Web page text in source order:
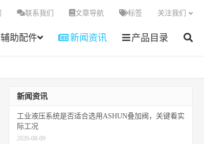
辅助配件 新闻资讯 产品目录
联系我们 文章导航 标签 关注我们
新闻资讯
工业液压系统是否适合选用ASHUN叠加阀，关键看实
际工况
2026-08-09